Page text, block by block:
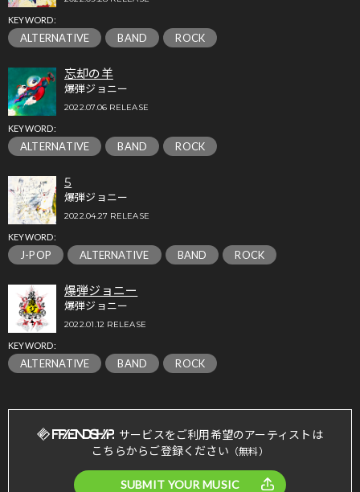
KEYWORD:
ALTERNATIVE BAND ROCK
忘却の羊
爆弾ジョニー
2022.07.06 RELEASE
KEYWORD:
ALTERNATIVE BAND ROCK
5
爆弾ジョニー
2022.04.27 RELEASE
KEYWORD:
J-POP ALTERNATIVE BAND ROCK
爆弾ジョニー
爆弾ジョニー
2022.01.12 RELEASE
KEYWORD:
ALTERNATIVE BAND ROCK
サービスをご利用希望のアーティストは
こちらからご登録ください （無料）
SUBMIT YOUR MUSIC